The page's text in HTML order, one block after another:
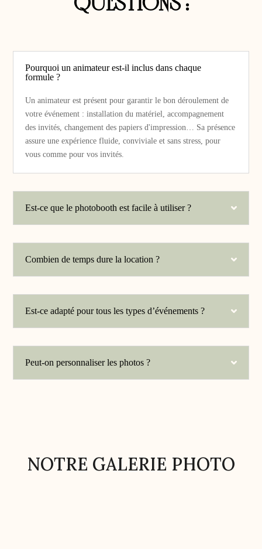
Pourquoi un animateur est-il inclus dans chaque
formule ?
Un animateur est présent pour garantir le bon déroulement de
votre événement : installation du matériel, accompagnement
des invités, changement des papiers d'impression… Sa présence
assure une expérience fluide, conviviale et sans stress, pour
vous comme pour vos invités.
Est-ce que le photobooth est facile à utiliser ?
Combien de temps dure la location ?
Est-ce adapté pour tous les types d’événements ?
Peut-on personnaliser les photos ?
NOTRE GALERIE PHOTO